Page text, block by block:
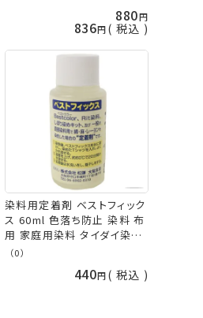
880
836 税込
染料用定着剤 ベストフィック
ス 60ml 色落ち防止 染料 布
用 家庭用染料 タイダイ染め
布用染料 rit 手芸の山久
（0）
440 税込